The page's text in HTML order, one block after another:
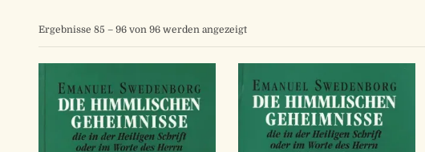
Ergebnisse 85 – 96 von 96 werden angezeigtNach
Aktualität
sortiert